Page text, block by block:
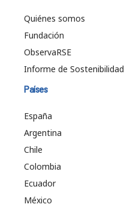
Quiénes somos
Fundación
ObservaRSE
Informe de Sostenibilidad
Países
España
Argentina
Chile
Colombia
Ecuador
México